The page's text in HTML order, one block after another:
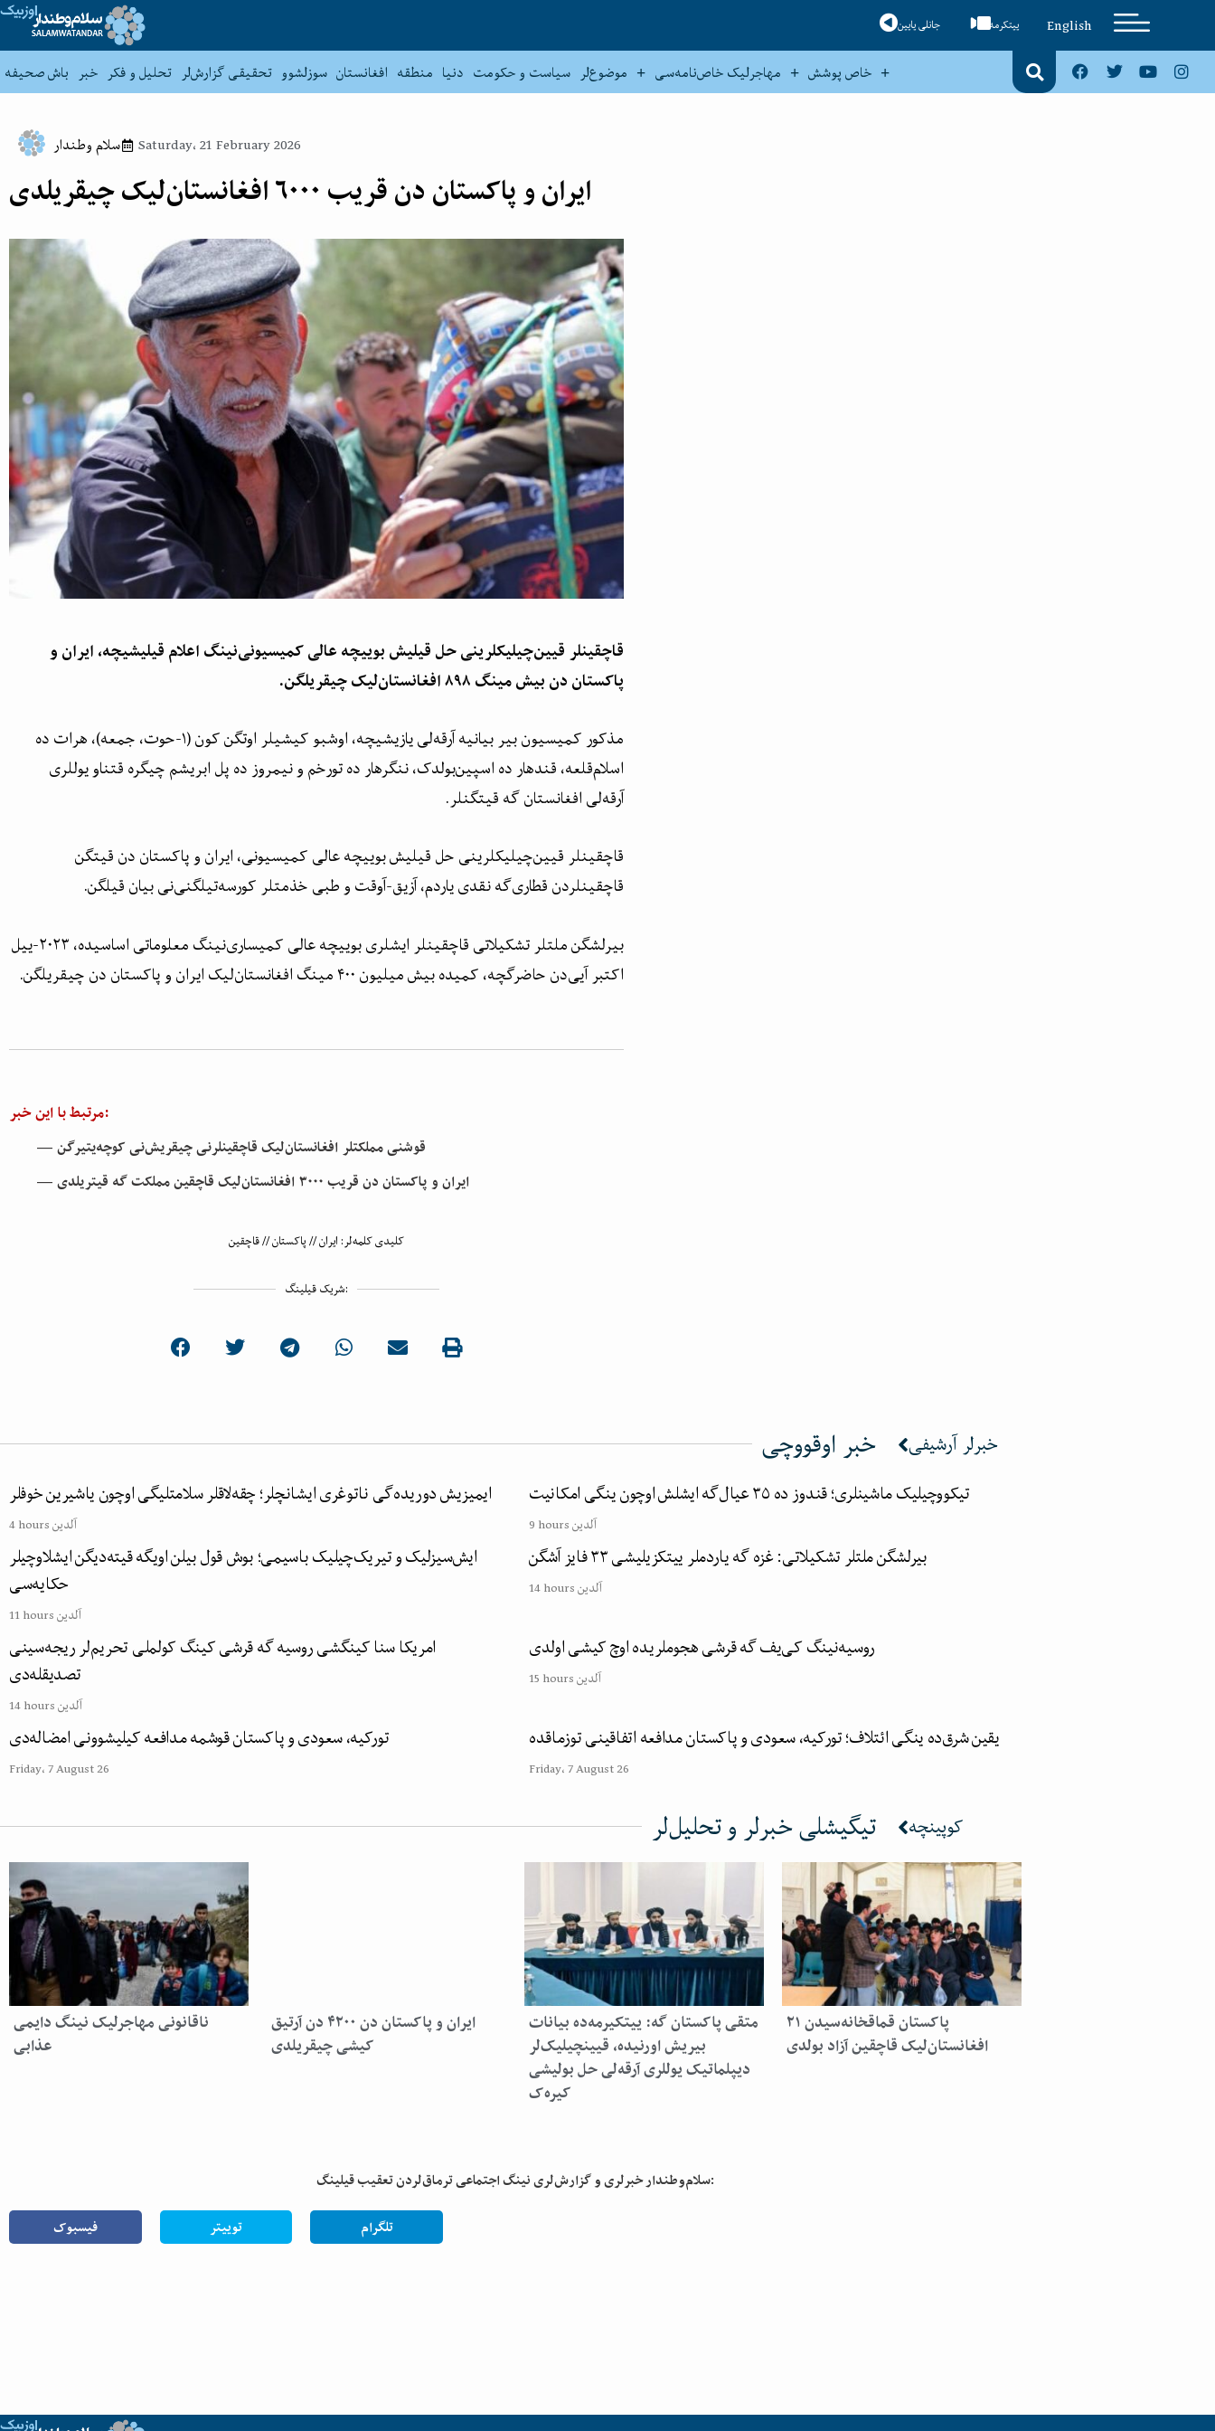
جانلی یایین ییتکرمه
English
باش صحیفه خبر تحلیل و فکر تحقیقی گزارش‌لر سوزلشوو افغانستان منطقه دنیا سیاست و حکومت موضوع‌لر مهاجرلیک خاص‌نامه‌سی خاص پوشش
سلام وطندار Saturday، 21 February 2026
ایران و پاکستان دن قریب ۶۰۰۰ افغانستان‌لیک چیقریلدی
قاچقینلر قیین‌چیلیکلرینی حل قیلیش بوییچه عالی کمیسیونی‌نینگ اعلام قیلیشیچه‌، ایران و
پاکستان دن بیش مینگ ۸۹۸ افغانستان‌لیک چیقریلگن.
مذکور کمیسیون بیر بیانیه آرقه‌لی یازیشیچه، اوشبو کیشیلر اوتگن کون (۱-حوت، جمعه)، هرات ده
اسلام‌قلعه، قندهار ده اسپین‌بولدک، ننگرهار ده تورخم و نیمروز ده پل ابریشم چیگره‌ قتناو یوللری
آرقه‌لی افغانستان گه قیتگنلر.
قاچقینلر قیین‌چیلیکلرینی حل قیلیش بوییچه عالی کمیسیونی‌، ایران و پاکستان دن قیتگن
قاچقینلردن قطاری‌گه نقدی یاردم، آزیق-آوقت و طبی خذمتلر کورسه‌تیلگنی‌نی بیان قیلگن.
بیرلشگن ملتلر تشکیلاتی‌ قاچقینلر ایشلری بوییچه عالی کمیساری‌‌نینگ معلوماتی اساسیده، ۲۰۲۳-ییل
اکتبر آیی‌دن حاضرگچه، کمیده بیش میلیون ۴۰۰ مینگ افغانستان‌لیک ایران و پاکستان دن چیقریلگن.
مرتبط با این خبر:
— قوشنی مملکتلر افغانستان‌لیک قاچقینلرنی چیقریش‌نی کوچه‌یتیرگن
— ایران و پاکستان دن قریب ۳۰۰۰ افغانستان‌لیک قاچقین مملکت گه قیتریلدی
کلیدی کلمه‌لر: ایران//پاکستان//قاچقین
شریک قیلینگ:
خبر اوقووچی خبرلر آرشیفی
ایمیزیش دوریده‌گی ناتوغری ایشانچلر؛ چقه‌لاقلر سلامتلیگی اوچون یاشیرین خوفلر
4 hours آلدین
تیکووچیلیک ماشینلری؛ قندوز ده ۳۵ عیال‌گه ایشلش اوچون ینگی امکانیت
9 hours آلدین
ایش‌سیزلیک و تیریک‌چیلیک باسیمی؛ بوش قول بیلن اویگه قیته‌دیگن ایشلاوچیلر
حکایه‌سی
11 hours آلدین
بیرلشگن ملتلر تشکیلاتی: غزه گه یاردملر ییتکزیلیشی ۳۳ فایز آشگن
14 hours آلدین
امریکا سنا کینگشی روسیه گه قرشی کینگ کولملی تحریم‌لر ریجه‌سینی
تصدیقله‌دی
14 hours آلدین
روسیه‌نینگ کی‌یف گه قرشی هجوملریده اوچ کیشی اولدی
15 hours آلدین
تورکیه، سعودی و پاکستان قوشمه مدافعه کیلیشوونی امضاله‌دی
Friday، 7 August 26
یقین شرق‌ده ینگی ائتلاف؛ تورکیه، سعودی و پاکستان مدافعه اتفاقینی توزماقده
Friday، 7 August 26
تیگیشلی خبرلر و تحلیل‌لر کوپینچه
ناقانونی مهاجرلیک نینگ دایمی
عذابی
ایران و پاکستان دن ۴۲۰۰ دن آرتیق
کیشی چیقریلدی
متقی پاکستان گه: ییتکیرمه‌ده بیانات
بیریش اورنیده، قیینچیلیک‌لر
دیپلماتیک یوللری آرقه‌لی حل بولیشی
کیره‌ک
پاکستان قماقخانه‌سیدن ۲۱
افغانستان‌لیک قاچقین آزاد بولدی
سلام‌وطندار خبرلری و گزارش‌لری نینگ اجتماعی ترماق‌لردن تعقیب قیلینگ:
فیسبوک
توییتر تلگرام